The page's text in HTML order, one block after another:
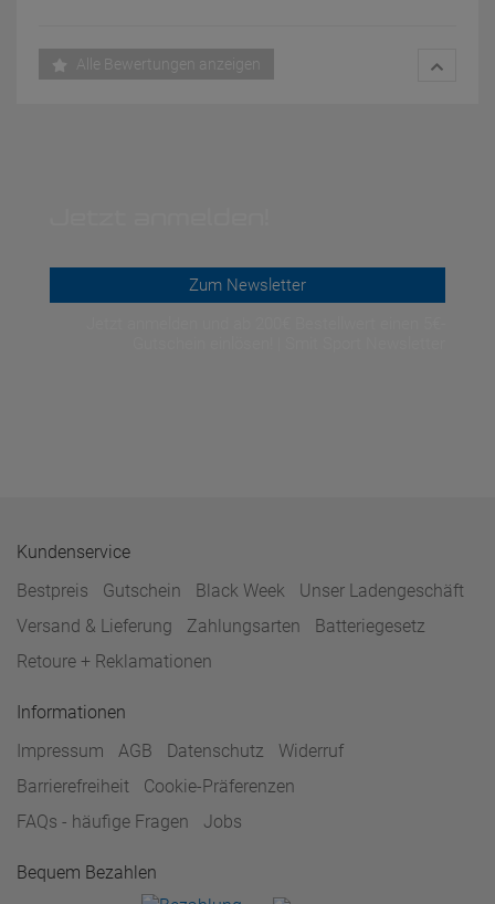
Alle Bewertungen anzeigen
Zum Newsletter
Kundenservice
Bestpreis
Gutschein Black Week
Unser Ladengeschäft
Versand & Lieferung
Zahlungsarten
Batteriegesetz
Retoure + Reklamationen
Informationen
Impressum
AGB Datenschutz
Widerruf
Barrierefreiheit
Cookie-Präferenzen
FAQs - häufige Fragen
Jobs
Bequem Bezahlen